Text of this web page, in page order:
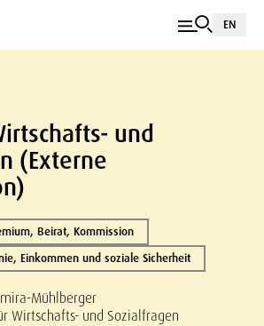
EN
und
(Externe
Beirat, Kommission
Einkommen und soziale Sicherheit
Mühlberger
Wirtschafts- und Sozialfragen